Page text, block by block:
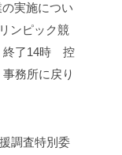
実施につい
ンピック競
了14時 控
務所に戻り
調査特別委